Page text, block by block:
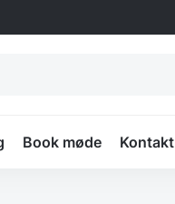
Book møde Kontakt